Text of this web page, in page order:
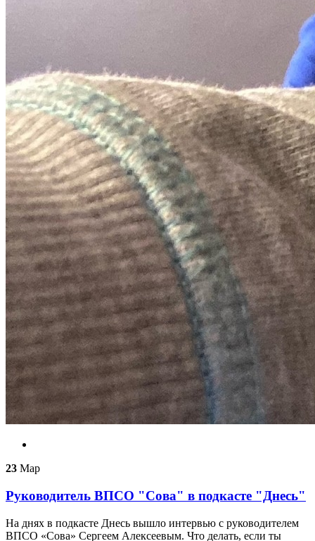
23 Мар
Руководитель ВПСО "Сова" в подкасте "Днесь"
На днях в подкасте Днесь вышло интервью с руководителем
ВПСО «Сова» Сергеем Алексеевым. Что делать, если ты